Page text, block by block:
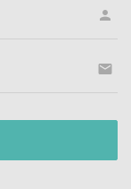
person
mail